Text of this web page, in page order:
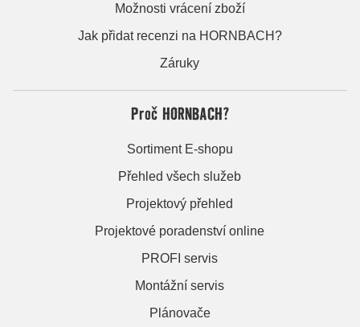
Možnosti vrácení zboží
Jak přidat recenzi na HORNBACH?
Záruky
Proč HORNBACH?
Sortiment E-shopu
Přehled všech služeb
Projektový přehled
Projektové poradenství online
PROFI servis
Montážní servis
Plánovače